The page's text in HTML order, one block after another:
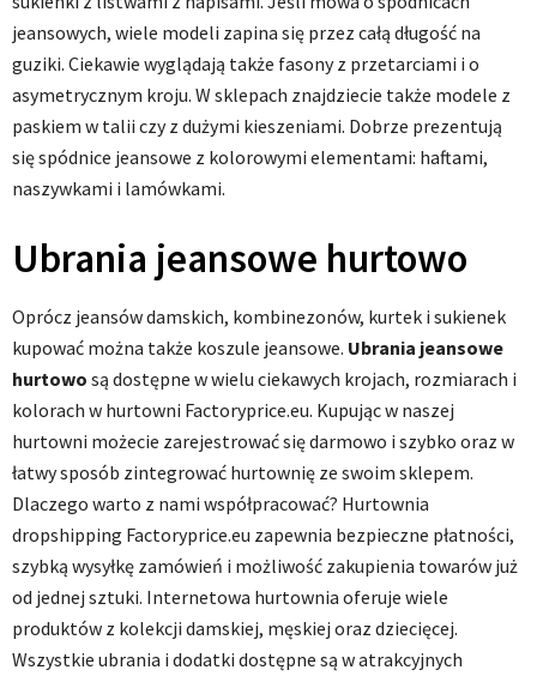
jeansowych, wiele modeli zapina się przez całą długość na
guziki. Ciekawie wyglądają także fasony z przetarciami i o
asymetrycznym kroju. W sklepach znajdziecie także modele z
paskiem w talii czy z dużymi kieszeniami. Dobrze prezentują
się spódnice jeansowe z kolorowymi elementami: haftami,
naszywkami i lamówkami.
Ubrania jeansowe hurtowo
Oprócz jeansów damskich, kombinezonów, kurtek i sukienek
kupować można także koszule jeansowe. Ubrania jeansowe
hurtowo są dostępne w wielu ciekawych krojach, rozmiarach i
kolorach w hurtowni Factoryprice.eu. Kupując w naszej
hurtowni możecie zarejestrować się darmowo i szybko oraz w
łatwy sposób zintegrować hurtownię ze swoim sklepem.
Dlaczego warto z nami współpracować? Hurtownia
dropshipping Factoryprice.eu zapewnia bezpieczne płatności,
szybką wysyłkę zamówień i możliwość zakupienia towarów już
od jednej sztuki. Internetowa hurtownia oferuje wiele
produktów z kolekcji damskiej, męskiej oraz dziecięcej.
Wszystkie ubrania i dodatki dostępne są w atrakcyjnych